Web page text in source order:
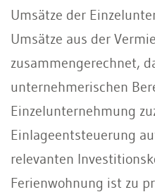
Umsätze der
Umsätze aus der
zusammengerechnet,
unternehmerischen
Einzelunternehmung
Einlageentsteuerung
relevanten
Ferienwohnung ist zu